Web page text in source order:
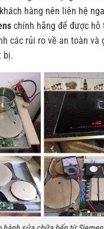
hàng nên liên hệ
chính hãng để được hỗ
các rủi ro về an toàn và
bị.